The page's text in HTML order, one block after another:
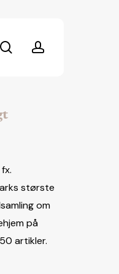
searchaccount
største
om
på
artikler.